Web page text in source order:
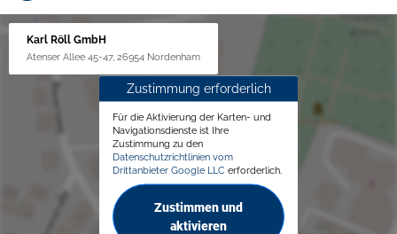
Karl Röll GmbH
Atenser Allee 45-47, 26954 Nordenham
Zustimmung erforderlich
Für die Aktivierung der Karten- und
Navigationsdienste ist Ihre
Zustimmung zu den
Datenschutzrichtlinien vom
Drittanbieter Google LLC erforderlich.
Zustimmen und
aktivieren